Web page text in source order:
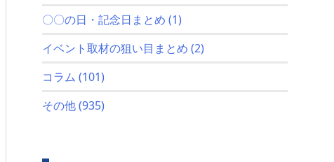
〇〇の日・記念日まとめ (1)
イベント取材の狙い目まとめ (2)
コラム (101)
その他(935)